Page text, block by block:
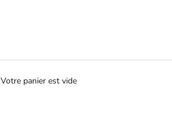
Votre panier est vide